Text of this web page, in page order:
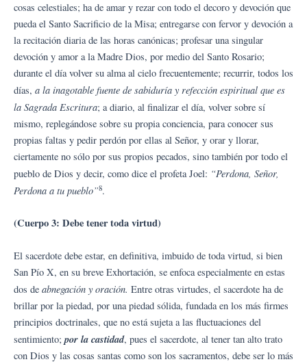
cosas celestiales; ha de amar y rezar con todo el decoro y devoción que
pueda el Santo Sacrificio de la Misa; entregarse con fervor y devoción a
la recitación diaria de las horas canónicas; profesar una singular
devoción y amor a la Madre Dios, por medio del Santo Rosario;
durante el día volver su alma al cielo frecuentemente; recurrir, todos los
días, a la inagotable fuente de sabiduría y refección espiritual que es
la Sagrada Escritura; a diario, al finalizar el día, volver sobre sí
mismo, replegándose sobre su propia conciencia, para conocer sus
propias faltas y pedir perdón por ellas al Señor, y orar y llorar,
ciertamente no sólo por sus propios pecados, sino también por todo el
pueblo de Dios y decir, como dice el profeta Joel: “Perdona, Señor,
Perdona a tu pueblo”8.
(Cuerpo 3: Debe tener toda virtud)
El sacerdote debe estar, en definitiva, imbuido de toda virtud, si bien
San Pío X, en su breve Exhortación, se enfoca especialmente en estas
dos de abnegación y oración. Entre otras virtudes, el sacerdote ha de
brillar por la piedad, por una piedad sólida, fundada en los más firmes
principios doctrinales, que no está sujeta a las fluctuaciones del
sentimiento;por la castidad, pues el sacerdote, al tener tan alto trato
con Dios y las cosas santas como son los sacramentos, debe ser lo más